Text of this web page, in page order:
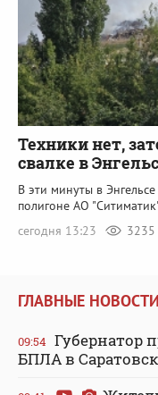
Техники нет,
свалке в
В эти минуты в
полигоне АО
сегодня 13:23
3235
ГЛАВНЫЕ НОВОСТИ
09:54 Губернатор
БПЛА в